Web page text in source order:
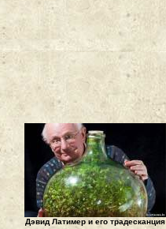
Дэвид Латимер и его традесканция